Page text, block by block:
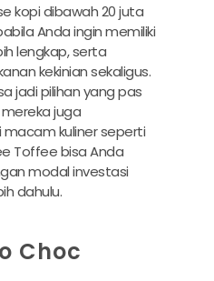
kopi dibawah 20 juta
Anda ingin memiliki
lengkap, serta
kekinian sekaligus.
jadi pilihan yang pas
mereka juga
kuliner seperti
Toffee bisa Anda
modal investasi
dahulu.
Choc